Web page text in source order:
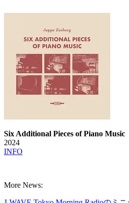
Six Additional Pieces of Piano Music
2024
INFO
More News: